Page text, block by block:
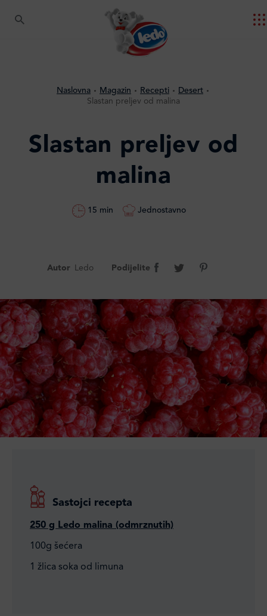
Naslovna Magazin Recepti
Desert
Slastan preljev od malina
Slastan preljev od
malina
15 min Jednostavno
Autor Ledo Podijelite
Sastojci recepta
250 g Ledo malina (odmrznutih)
100g šećera
1 žlica soka od limuna